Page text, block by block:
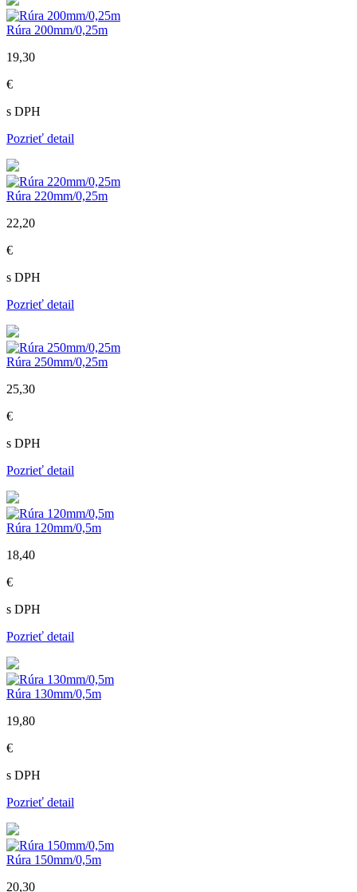
Rúra 200mm/0,25m
19,30
€
s DPH
Pozrieť detail
Rúra 220mm/0,25m
22,20
€
s DPH
Pozrieť detail
Rúra 250mm/0,25m
25,30
€
s DPH
Pozrieť detail
Rúra 120mm/0,5m
18,40
€
s DPH
Pozrieť detail
Rúra 130mm/0,5m
19,80
€
s DPH
Pozrieť detail
Rúra 150mm/0,5m
20,30